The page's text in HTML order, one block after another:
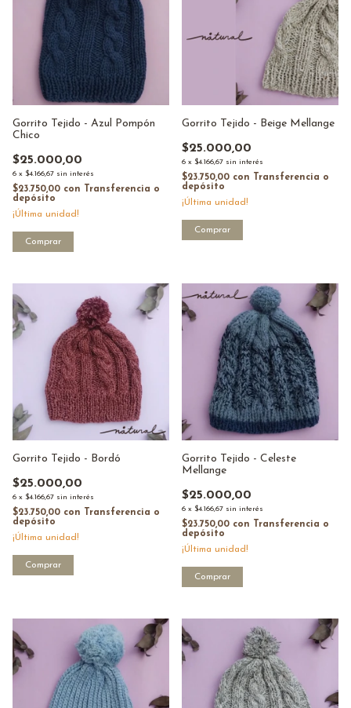
Gorrito Tejido - Azul Pompón
Chico
$25.000,00
6 x $4.166,67 sin interés
$23.750,00 con
Transferencia o
depósito
¡Última unidad!
Gorrito Tejido - Beige Mellange
$25.000,00
6 x $4.166,67 sin interés
$23.750,00 con
Transferencia o
depósito
¡Última unidad!
Gorrito Tejido - Bordó
$25.000,00
6 x $4.166,67 sin interés
$23.750,00 con
Transferencia o
depósito
¡Última unidad!
Gorrito Tejido - Celeste
Mellange
$25.000,00
6 x $4.166,67 sin interés
$23.750,00 con
Transferencia o
depósito
¡Última unidad!